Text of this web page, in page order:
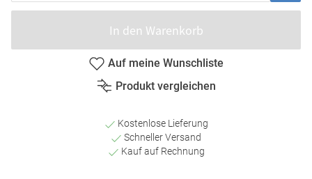
In den Warenkorb
Auf meine Wunschliste
Produkt vergleichen
Kostenlose Lieferung
Schneller Versand
Kauf auf Rechnung